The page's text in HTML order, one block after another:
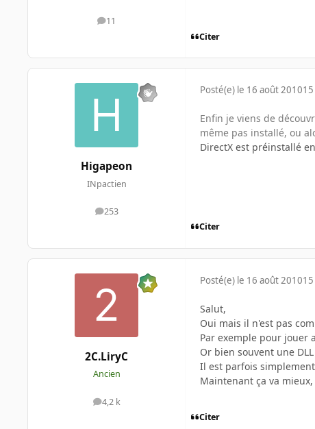
11
messages
Citer
Higapeon
INpactien
253
messages
Posté(e) le 16 août 2010
Enfin je viens de
même pas installé, ou
DirectX est préinstallé
Citer
2C.LiryC
Ancien
4,2 k
messages
Posté(e) le 16 août 2010
Salut,
Oui mais il n'est pas
Par exemple pour jouer
Or bien souvent une
Il est parfois
Maintenant ça va
Citer